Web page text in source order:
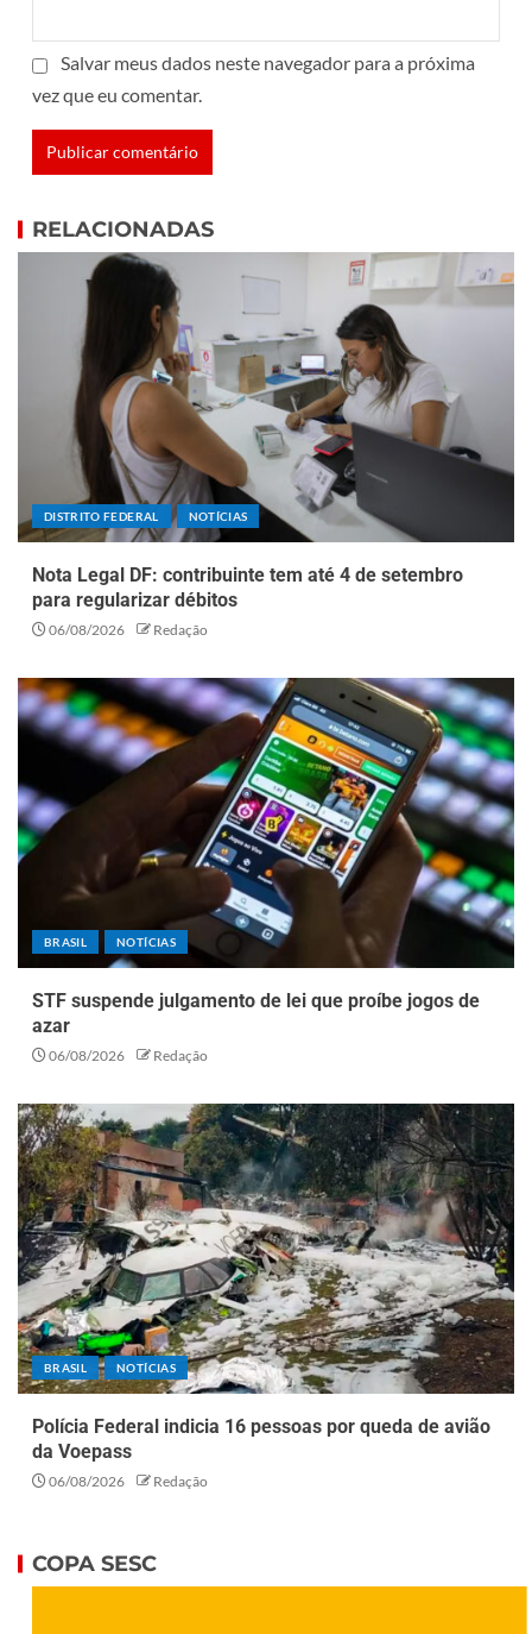
Salvar meus dados neste navegador para a próxima
vez que eu comentar.
RELACIONADAS
DISTRITO FEDERAL NOTÍCIAS
Nota Legal DF: contribuinte tem até 4 de setembro
para regularizar débitos
06/08/2026 Redação
BRASIL NOTÍCIAS
STF suspende julgamento de lei que proíbe jogos de
azar
06/08/2026 Redação
BRASIL NOTÍCIAS
Polícia Federal indicia 16 pessoas por queda de avião
da Voepass
06/08/2026 Redação
COPA SESC